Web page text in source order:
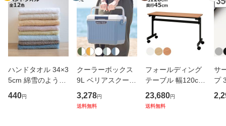
ハンドタオル 34×3
5cm 綿雪のような
タオル ベルベット
カラー （ タオル
440円
クーラーボックス
9L ベリアスクーラ
ー ハードタイプ （
保冷 クーラーBOX
3,278円
送料無料
フォールディング
テーブル 幅120cm
奥行き45cm キャ
スター付き 折りた
23,680円
送料無料
サ
プ
フ
ス